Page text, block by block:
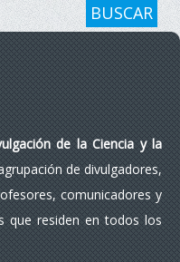
BUSCAR
de la Ciencia y la
de divulgadores,
comunicadores y
que residen en todos los